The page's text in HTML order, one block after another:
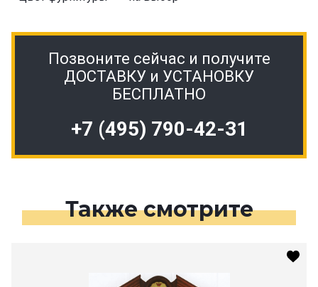
Позвоните сейчас и получите
ДОСТАВКУ и УСТАНОВКУ
БЕСПЛАТНО
+7 (495) 790-42-31
Также смотрите